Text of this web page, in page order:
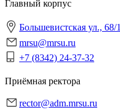
Главный корпус
Большевистская ул., 68/1
mrsu@mrsu.ru
+7 (8342) 24-37-32
Приёмная ректора
rector@adm.mrsu.ru